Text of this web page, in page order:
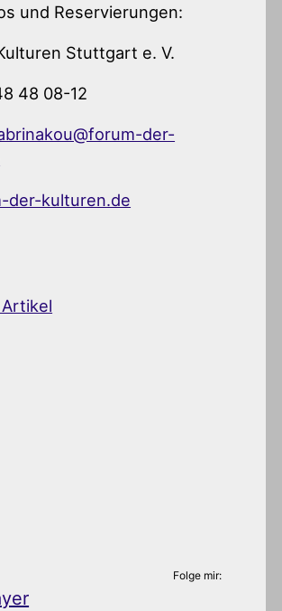
und Reservierungen:
Stuttgart e. V.
48 08-12
der-
der-kulturen.de
Folge mir: